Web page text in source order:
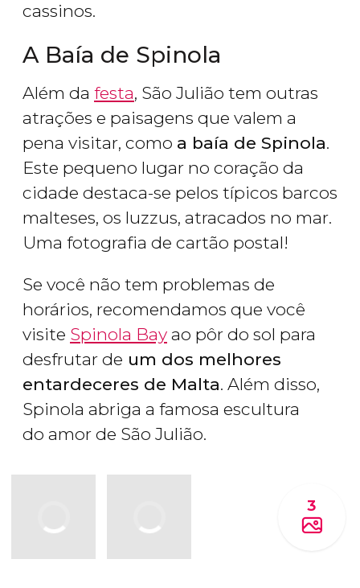
cassinos.
A Baía de Spinola
Além da festa, São Julião tem outras
atrações e paisagens que valem a
pena visitar, como a baía de Spinola.
Este pequeno lugar no coração da
cidade destaca-se pelos típicos barcos
malteses, os luzzus, atracados no mar.
Uma fotografia de cartão postal!
Se você não tem problemas de
horários, recomendamos que você
visite Spinola Bay ao pôr do sol para
desfrutar de um dos melhores
entardeceres de Malta. Além disso,
Spinola abriga a famosa escultura
do amor de São Julião.
3